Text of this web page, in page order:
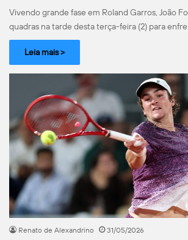
Vivendo grande fase em Roland Garros, João
quadras na tarde desta terça-feira (2) para
Leia mais >
Renato de Alexandrino 31/05/2026